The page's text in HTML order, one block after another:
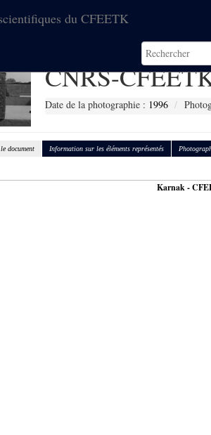
du CFEETK
CNRS-
Date de la photographie : 1996
document Information sur les éléments représentés